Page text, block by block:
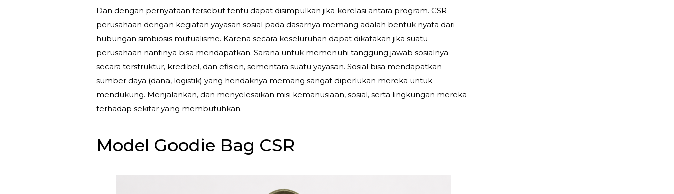
Dan dengan pernyataan tersebut tentu dapat disimpulkan jika korelasi antara program. CSR
perusahaan dengan kegiatan yayasan sosial pada dasarnya memang adalah bentuk nyata dari
hubungan simbiosis mutualisme. Karena secara keseluruhan dapat dikatakan jika suatu
perusahaan nantinya bisa mendapatkan. Sarana untuk memenuhi tanggung jawab sosialnya
secara terstruktur, kredibel, dan efisien, sementara suatu yayasan. Sosial bisa mendapatkan
sumber daya (dana, logistik) yang hendaknya memang sangat diperlukan mereka untuk
mendukung. Menjalankan, dan menyelesaikan misi kemanusiaan, sosial, serta lingkungan mereka
terhadap sekitar yang membutuhkan.
Model Goodie Bag CSR